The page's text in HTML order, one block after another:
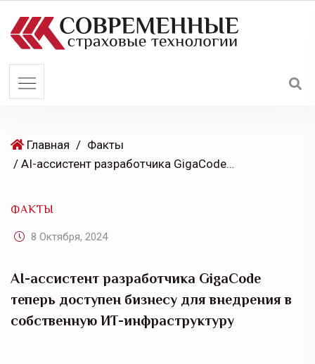
Главная / Факты
/ AI-ассистент разработчика GigaCode теперь доступен бизнесу для внедрения в собственную ИТ-инфраструктуру
ФАКТЫ
8 Октября, 2024
AI-ассистент разработчика GigaCode
теперь доступен бизнесу для внедрения в
собственную ИТ-инфраструктуру